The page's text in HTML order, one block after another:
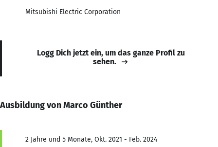
Mitsubishi Electric Corporation
Logg Dich jetzt ein, um das ganze Profil zu
sehen.
Ausbildung von Marco Günther
2 Jahre und 5 Monate, Okt. 2021 - Feb. 2024